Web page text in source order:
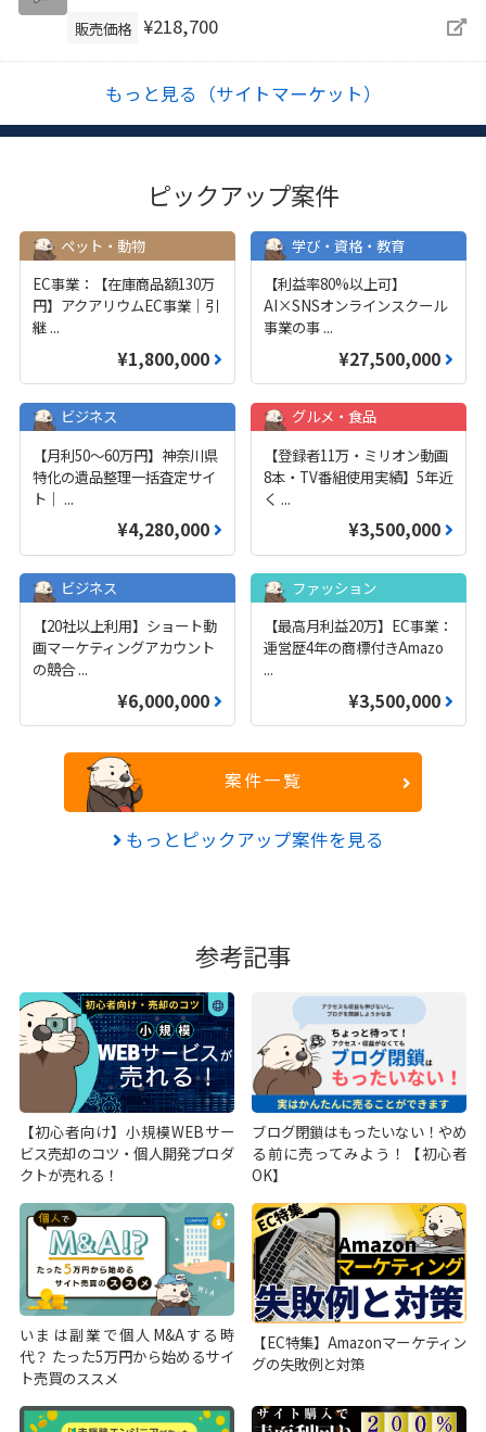
販売価格 ¥218,700
もっと見る（サイトマーケット）
ピックアップ案件
ペット・動物
EC事業：【在庫商品額130万
円】アクアリウムEC事業｜引
継 ...
¥1,800,000
学び・資格・教育
【利益率80%以上可】
AI×SNSオンラインスクール
事業の事 ...
¥27,500,000
ビジネス
【月利50〜60万円】神奈川県
特化の遺品整理一括査定サイ
ト｜ ...
¥4,280,000
グルメ・食品
【登録者11万・ミリオン動画
8本・TV番組使用実績】5年近
く ...
¥3,500,000
ビジネス
【20社以上利用】ショート動
画マーケティングアカウント
の競合...
¥6,000,000
ファッション
【最高月利益20万】EC事業：
運営歴4年の商標付きAmazo
...
¥3,500,000
案件一覧
もっとピックアップ案件を見る
参考記事
【初心者向け】小規模WEBサー
ビス売却のコツ・個人開発プロダ
クトが売れる！
ブログ閉鎖はもったいない！やめ
る前に売ってみよう！【初心者
OK】
いまは副業で個人M&Aする時
代？ たった5万円から始めるサイ
ト売買のススメ
【EC特集】Amazonマーケティン
グの失敗例と対策